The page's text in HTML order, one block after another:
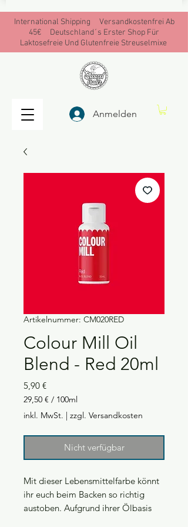
Anmelden
International Shipping Versandkostenfrei Ab
45€ Deutschland´s Erster Shop Für
Laktosefreie Und Glutenfreie Streuselmixe
Artikelnummer: CM020RED
Colour Mill Oil
Blend - Red 20ml
5,90 €Preis
29,50 € / 100ml
29,50 €
pro
100
inkl. MwSt. | zzgl. Versandkosten
Nicht verfügbar
Mit dieser Lebensmittelfarbe könnt
ihr euch beim Backen so richtig
austoben. Aufgrund ihrer Ölbasis